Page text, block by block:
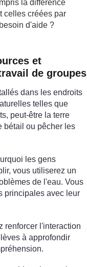
la différence
celles créées par
d'aide ?
et
de groupes
dans les endroits
telles que
peut-être la terre
bétail ou pêcher les
les gens
vous utiliserez un
de l'eau. Vous
principales avec leur
renforcer l'interaction
à approfondir